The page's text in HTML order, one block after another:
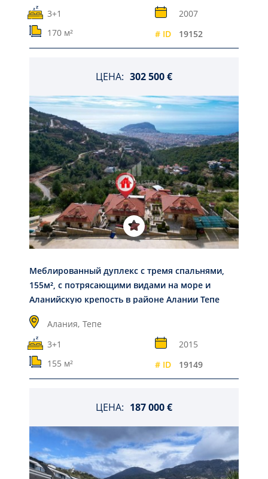
3+1
2007
170 м²
# ID 19152
ЦЕНА: 302 500 €
Меблированный дуплекс с тремя спальнями,
155м², с потрясающими видами на море и
Аланийскую крепость в районе Алании Тепе
Алания, Тепе
3+1
2015
155 м²
# ID 19149
ЦЕНА: 187 000 €